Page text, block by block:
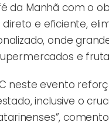
da Manhã com o
e eficiente,
onde
e
neste evento
inclusive o